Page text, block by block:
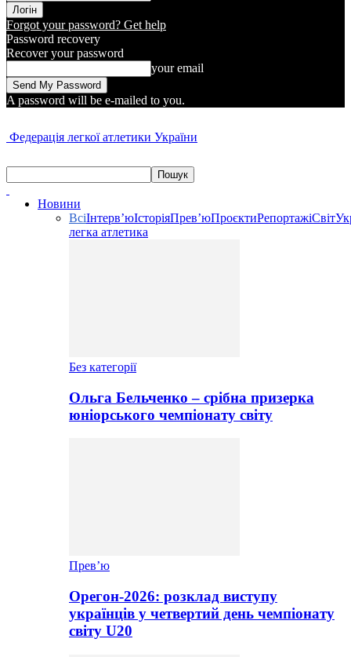
Forgot your password? Get help
Password recovery
Recover your password
your email
A password will be e-mailed to you.
Федерація легкої атлетики України
Новини
ВсіІнтерв’юІсторіяПрев’юПроєктиРепортажіСвіт
легка атлетика
Без категорії
Ольга Бельченко – срібна призерка
юніорського чемпіонату світу
Прев’ю
Орегон-2026: розклад виступу
українців у четвертий день чемпіонату
світу U20